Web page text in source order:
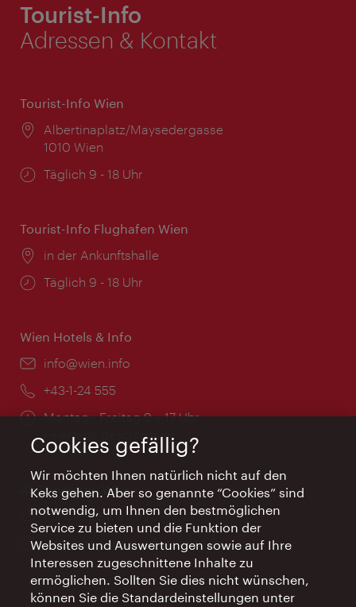
Tourist-Info
Adressen & Kontakt
Tourist-Info Wien
Ort:
Albertinaplatz/Maysedergasse
1010 Wien
Öffnungszeiten:
Täglich 9 - 18 Uhr
Tourist-Info Flughafen Wien
Ort:
in der Ankunftshalle
Öffnungszeiten:
Täglich 9 - 18 Uhr
Wien Hotels & Info
Email:
info@wien.info
Telefon:
+43-1-24 555
Öffnungszeiten:
Montag - Freitag 9 – 17 Uhr
Feiertags geschlossen
AI Concierge Wien
Ort:
concierge.wien.info
Öffnungszeiten:
Informationen rund um die Uhr
Cookies gefällig?
Wir möchten Ihnen natürlich nicht auf den
Keks gehen. Aber so genannte “Cookies” sind
notwendig, um Ihnen den bestmöglichen
Service zu bieten und die Funktion der
Websites und Auswertungen sowie auf Ihre
Interessen zugeschnittene Inhalte zu
ermöglichen. Sollten Sie dies nicht wünschen,
können Sie die Standardeinstellungen unter